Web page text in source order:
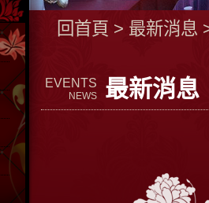
回首頁 > 最新消息
EVENTS
NEWS 最新消息